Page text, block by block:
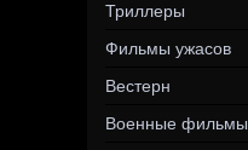
Триллеры
Фильмы ужасов
Вестерн
Военные фильмы